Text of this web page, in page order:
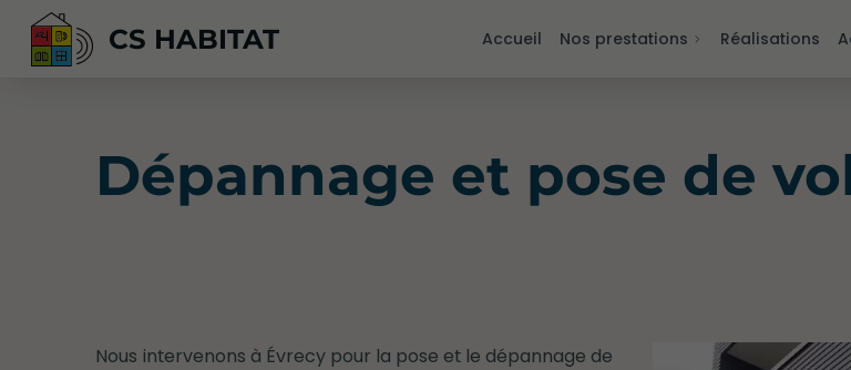
CS HABITAT Accueil Nos prestations Réalisations
Dépannage et pose de
Nous intervenons à Évrecy pour la pose et le dépannage de